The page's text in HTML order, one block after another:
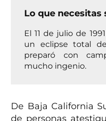
Lo que necesitas
El 11 de julio de
un eclipse total
preparó con
mucho ingenio.
De Baja California
de personas